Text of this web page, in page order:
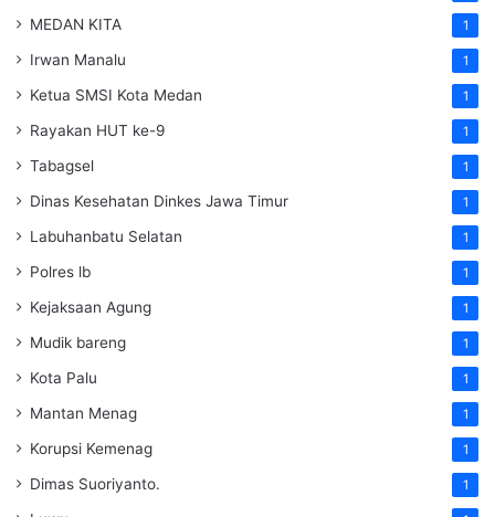
MEDAN KITA 1
Irwan Manalu 1
Ketua SMSI Kota Medan 1
Rayakan HUT ke-9 1
Tabagsel 1
Dinas Kesehatan Dinkes Jawa Timur 1
Labuhanbatu Selatan 1
Polres lb 1
Kejaksaan Agung 1
Mudik bareng 1
Kota Palu 1
Mantan Menag 1
Korupsi Kemenag 1
Dimas Suoriyanto. 1